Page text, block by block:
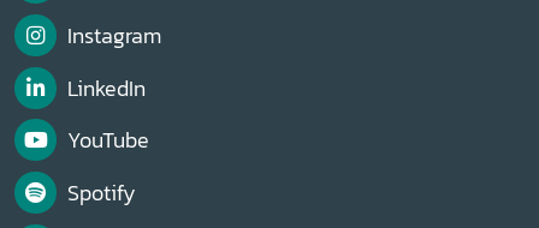
Instagram
LinkedIn
YouTube
Spotify